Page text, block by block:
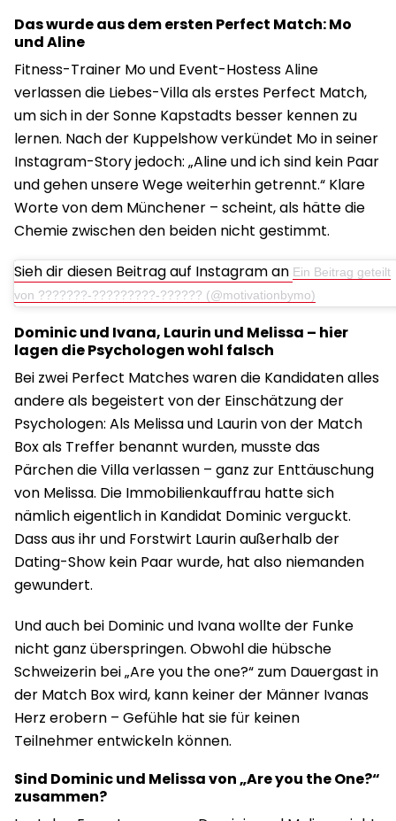
Das wurde aus dem ersten Perfect Match: Mo
und Aline
Fitness-Trainer Mo und Event-Hostess Aline
verlassen die Liebes-Villa als erstes Perfect Match,
um sich in der Sonne Kapstadts besser kennen zu
lernen. Nach der Kuppelshow verkündet Mo in seiner
Instagram-Story jedoch: „Aline und ich sind kein Paar
und gehen unsere Wege weiterhin getrennt.“ Klare
Worte von dem Münchener – scheint, als hätte die
Chemie zwischen den beiden nicht gestimmt.
Sieh dir diesen Beitrag auf Instagram an Ein Beitrag geteilt
von ???????-?????????-?????? (@motivationbymo)
Dominic und Ivana, Laurin und Melissa – hier
lagen die Psychologen wohl falsch
Bei zwei Perfect Matches waren die Kandidaten alles
andere als begeistert von der Einschätzung der
Psychologen: Als Melissa und Laurin von der Match
Box als Treffer benannt wurden, musste das
Pärchen die Villa verlassen – ganz zur Enttäuschung
von Melissa. Die Immobilienkauffrau hatte sich
nämlich eigentlich in Kandidat Dominic verguckt.
Dass aus ihr und Forstwirt Laurin außerhalb der
Dating-Show kein Paar wurde, hat also niemanden
gewundert.
Und auch bei Dominic und Ivana wollte der Funke
nicht ganz überspringen. Obwohl die hübsche
Schweizerin bei „Are you the one?“ zum Dauergast in
der Match Box wird, kann keiner der Männer Ivanas
Herz erobern – Gefühle hat sie für keinen
Teilnehmer entwickeln können.
Sind Dominic und Melissa von „Are you the One?“
zusammen?